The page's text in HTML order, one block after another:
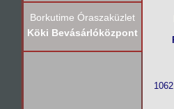
Borkutime Óraszaküzlet
Köki Bevásárlóközpont